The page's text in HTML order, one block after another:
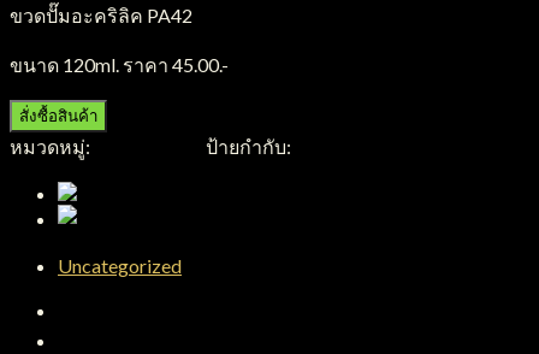
ขวดปั๊มอะคริลิค PA42
ขนาด 120ml. ราคา 45.00.-
สั่งซื้อสินค้า
หมวดหมู่: ป้ายกำกับ:
Uncategorized